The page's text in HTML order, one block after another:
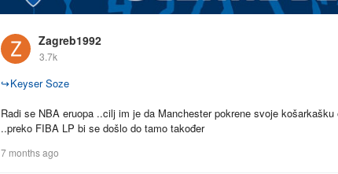
Zagreb1992
3.7k
↪Keyser Soze
Radi se NBA eruopa ..cilj im je da Manchester pokrene svoje
..preko FIBA LP bi se došlo do tamo također
7 months ago